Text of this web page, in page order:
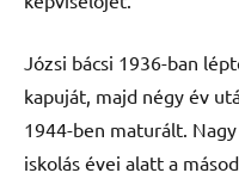
Józsi bácsi 1936-ban
kapuját, majd négy év
1944-ben maturált.
iskolás évei alatt a